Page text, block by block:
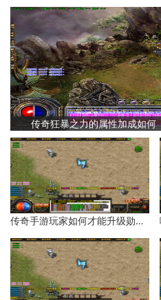
传奇狂暴之力的属性加成如何
传奇手游玩家如何才能升级勋章等级？